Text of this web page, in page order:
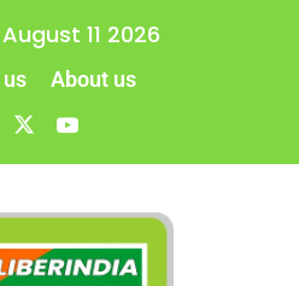
11 2026
About us